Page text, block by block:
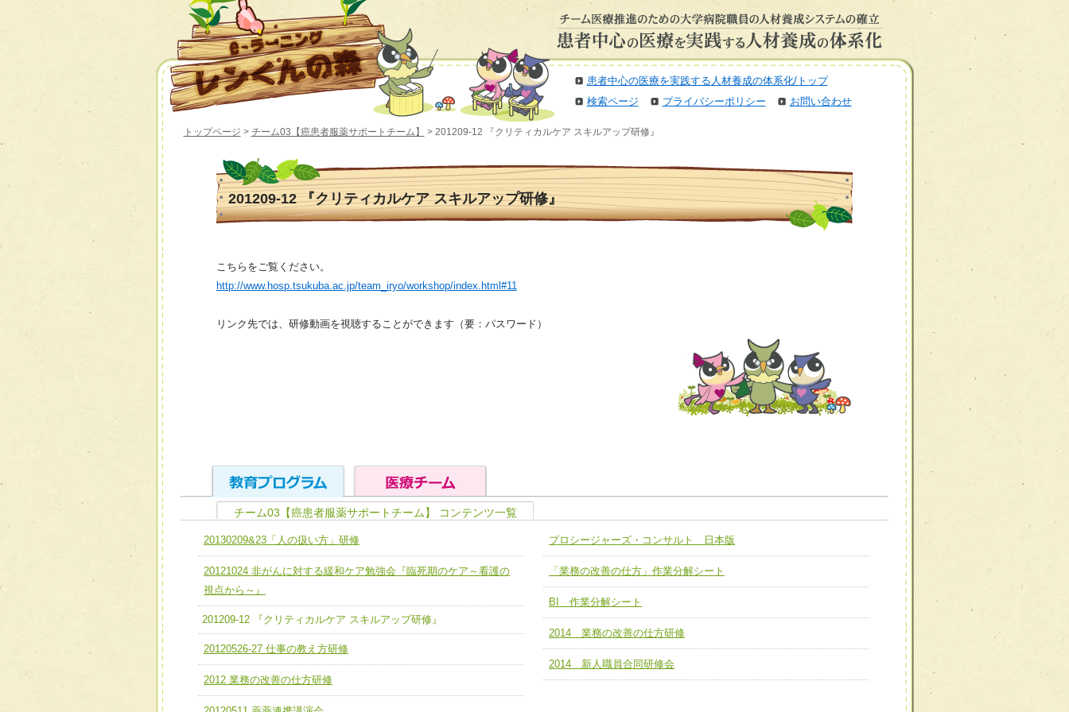
患者中心の医療を実践する人材養成の体系化/トップ
検索ページ
プライバシーポリシー お問い合わせ
トップページ > チーム03【癌患者服薬サポートチーム】 > 201209-12 『クリティカルケア スキルアップ研修』
201209-12 『クリティカルケア スキルアップ研修』
こちらをご覧ください。
http://www.hosp.tsukuba.ac.jp/team_iryo/workshop/index.html#11
リンク先では、研修動画を視聴することができます（要：パスワード）
ユニット１ 医療人としての基礎能力
全人的医療を実践する医療人として、必要な基礎能力を身につ
ける
必要に応じて柔軟に医療チームを組織し、強調できる
ユニット３ 多職種連携力
他職種の視点とスキルを学び、相互理解と連携を深める
ユニット４ 専門能力拡大・向上
各職種のスキルを拡大・向上させ、新たな可能性を広げる
人材養成のためのマネジメントおよび効果的な指導ができる
チーム01【病院内横断的問題解決チーム】
チーム02【地域医療連携推進による高度医療を必要とする在
宅患者等支援チーム】
チーム03【癌患者服薬サポートチーム】
チーム04【口腔ケアチーム】
チーム14【苦情・クレーム・暴力対応支援チーム】
チーム15【人材養成エキスパートチーム】
チーム18【造血幹細胞移植チーム】
チーム03【癌患者服薬サポートチーム】 コンテンツ一覧
20130209&23「人の扱い方」研修
20121024 非がんに対する緩和ケア勉強会『臨死期のケア～看護の
視点から～』
201209-12 『クリティカルケア スキルアップ研修』
20120526-27 仕事の教え方研修
2012 業務の改善の仕方研修
プロシージャーズ・コンサルト 日本版
「業務の改善の仕方」作業分解シート
BI 作業分解シート
2014 業務の改善の仕方研修
2014 新人職員合同研修会